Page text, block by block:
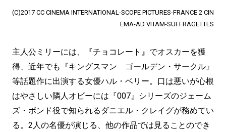
(C)2017 CC CINEMA INTERNATIONAL-SCOPE PICTURES-FRANCE 2 CIN
EMA-AD VITAM-SUFFRAGETTES
主人公ミリーには、『チョコレート』でオスカーを獲
得、近年でも『キングスマン ゴールデン・サークル』
等話題作に出演する女優ハル・ベリー。口は悪いが心根
はやさしい隣人オビーには『007』シリーズのジェーム
ズ・ボンド役で知られるダニエル・クレイグが務めてい
る。2人の名優が演じる、他の作品では見ることのでき